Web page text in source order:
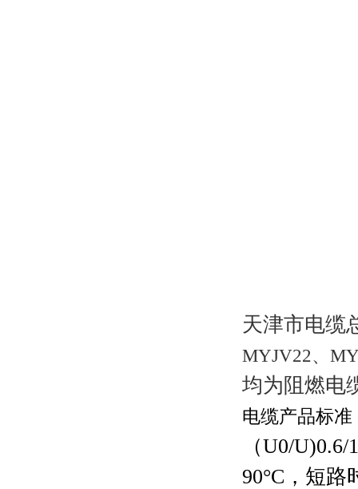
天津市电缆
MYJV22、
均为阻燃电
电缆产品标准
（U0/U)0.6/
90°C ，短